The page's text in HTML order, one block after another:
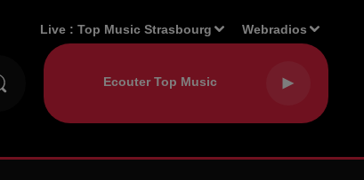
Live :Top Music Strasbourg Webradios